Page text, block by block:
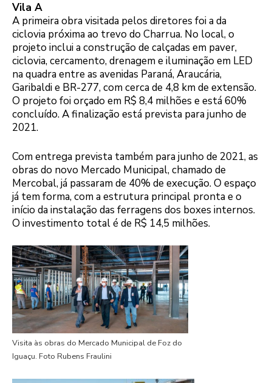
Vila A
A primeira obra visitada pelos diretores foi a da
ciclovia próxima ao trevo do Charrua. No local, o
projeto inclui a construção de calçadas em paver,
ciclovia, cercamento, drenagem e iluminação em LED
na quadra entre as avenidas Paraná, Araucária,
Garibaldi e BR-277, com cerca de 4,8 km de extensão.
O projeto foi orçado em R$ 8,4 milhões e está 60%
concluído. A finalização está prevista para junho de
2021.
Com entrega prevista também para junho de 2021, as
obras do novo Mercado Municipal, chamado de
Mercobal, já passaram de 40% de execução. O espaço
já tem forma, com a estrutura principal pronta e o
início da instalação das ferragens dos boxes internos.
O investimento total é de R$ 14,5 milhões.
Visita às obras do Mercado Municipal de Foz do
Iguaçu. Foto Rubens Fraulini